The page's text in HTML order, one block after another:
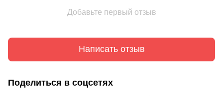
Добавьте первый отзыв
Написать отзыв
Поделиться в соцсетях